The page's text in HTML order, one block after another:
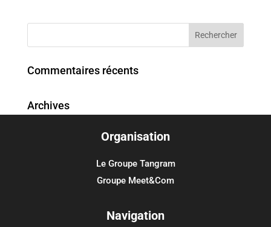
Commentaires récents
Archives
Organisation
Le Groupe Tangram
Groupe Meet&Com
Navigation